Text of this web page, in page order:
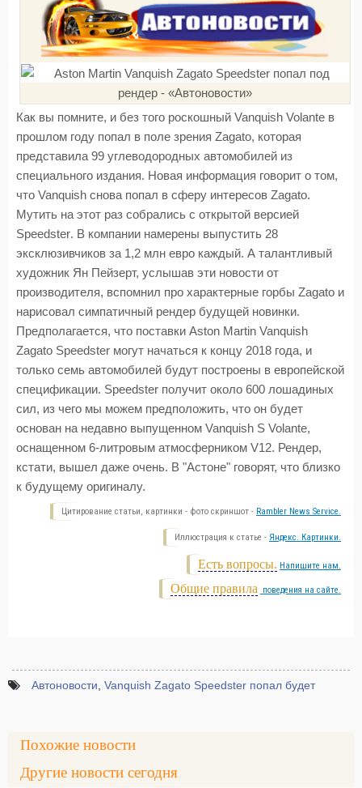
Как вы помните, и без того роскошный Vanquish Volante в
прошлом году попал в поле зрения Zagato, которая
представила 99 углеводородных автомобилей из
специального издания. Новая информация говорит о том,
что Vanquish снова попал в сферу интересов Zagato.
Мутить на этот раз собрались с открытой версией
Speedster. В компании намерены выпустить 28
эксклюзивчиков за 1,2 млн евро каждый. А талантливый
художник Ян Пейзерт, услышав эти новости от
производителя, вспомнил про характерные горбы Zagato и
нарисовал симпатичный рендер будущей новинки.
Предполагается, что поставки Aston Martin Vanquish
Zagato Speedster могут начаться к концу 2018 года, и
только семь автомобилей будут построены в европейской
спецификации. Speedster получит около 600 лошадиных
сил, из чего мы можем предположить, что он будет
основан на недавно выпущенном Vanquish S Volante,
оснащенном 6-литровым атмосферником V12. Рендер,
кстати, вышел даже очень. В "Астоне" говорят, что близко
к будущему оригиналу.
Цитирование статьи, картинки - фото скриншот - Rambler News Service.
Иллюстрация к статье - Яндекс. Картинки.
Есть вопросы. Напишите нам.
Общие правила поведения на сайте.
Автоновости Vanquish Zagato Speedster попал будет
Похожие новости
Другие новости сегодня